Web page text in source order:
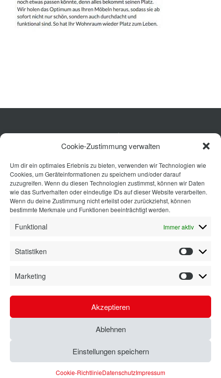
Cookie-Zustimmung verwalten
Um dir ein optimales Erlebnis zu bieten, verwenden wir Technologien wie
Cookies, um Geräteinformationen zu speichern und/oder darauf
zuzugreifen. Wenn du diesen Technologien zustimmst, können wir Daten
wie das Surfverhalten oder eindeutige IDs auf dieser Website verarbeiten.
Wenn du deine Zustimmung nicht erteilst oder zurückziehst, können
bestimmte Merkmale und Funktionen beeinträchtigt werden.
Funktional Immer aktiv
Statistiken
Marketing
Akzeptieren
Ablehnen
Einstellungen speichern
Cookie-RichtlinieDatenschutzImpressum
Projekte
Küche
Wohnen
Bad
Ausstattung
Planung
Kontakt
Datenschutz|Cookie-Richtlinie (EU)
Kontakt